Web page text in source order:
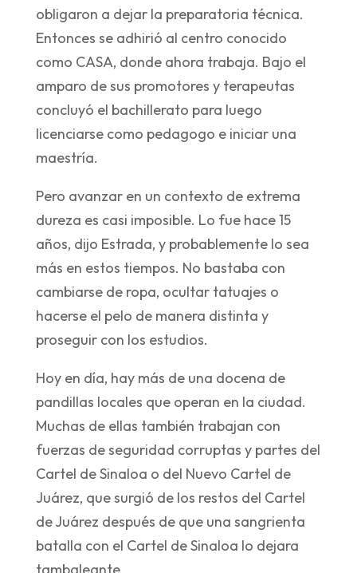
obligaron a dejar la preparatoria técnica.
Entonces se adhirió al centro conocido
como CASA, donde ahora trabaja. Bajo el
amparo de sus promotores y terapeutas
concluyó el bachillerato para luego
licenciarse como pedagogo e iniciar una
maestría.
Pero avanzar en un contexto de extrema
dureza es casi imposible. Lo fue hace 15
años, dijo Estrada, y probablemente lo sea
más en estos tiempos. No bastaba con
cambiarse de ropa, ocultar tatuajes o
hacerse el pelo de manera distinta y
proseguir con los estudios.
Hoy en día, hay más de una docena de
pandillas locales que operan en la ciudad.
Muchas de ellas también trabajan con
fuerzas de seguridad corruptas y partes del
Cartel de Sinaloa o del Nuevo Cartel de
Juárez, que surgió de los restos del Cartel
de Juárez después de que una sangrienta
batalla con el Cartel de Sinaloa lo dejara